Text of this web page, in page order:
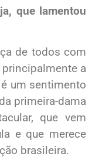
que lamentou
de todos com
a
um sentimento
primeira-dama
que vem
e que merece
brasileira.